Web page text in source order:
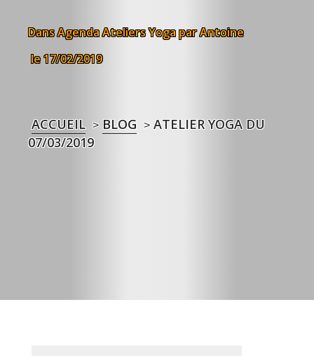
DansAgendaAteliers Yogapar Antoine
le 17/02/2019
ACCUEIL > BLOG > ATELIER YOGA DU
07/03/2019